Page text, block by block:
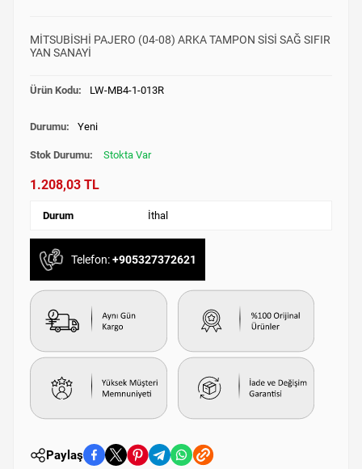
MİTSUBİSHİ PAJERO (04-08) ARKA TAMPON SİSİ SAĞ SIFIR
YAN SANAYİ
Ürün Kodu: LW-MB4-1-013R
Durumu: Yeni
Stok Durumu: Stokta Var
1.208,03 TL
Durum İthal
Telefon:+905327372621
Paylaş